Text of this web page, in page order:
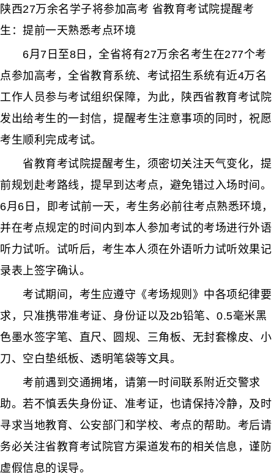
陕西27万余名学子将参加高考 省教育考试院提醒考
生：提前一天熟悉考点环境
6月7日至8日，全省将有27万余名考生在277个考
点参加高考，全省教育系统、考试招生系统有近4万名
工作人员参与考试组织保障，为此，陕西省教育考试院
发出给考生的一封信，提醒考生注意事项的同时，祝愿
考生顺利完成考试。
省教育考试院提醒考生，须密切关注天气变化，提
前规划赴考路线，提早到达考点，避免错过入场时间。
6月6日，即考试前一天，考生务必前往考点熟悉环境，
并在考点规定的时间内到本人参加考试的考场进行外语
听力试听。试听后，考生本人须在外语听力试听效果记
录表上签字确认。
考试期间，考生应遵守《考场规则》中各项纪律要
求，只准携带准考证、身份证以及2b铅笔、0.5毫米黑
色墨水签字笔、直尺、圆规、三角板、无封套橡皮、小
刀、空白垫纸板、透明笔袋等文具。
考前遇到交通拥堵，请第一时间联系附近交警求
助。若不慎丢失身份证、准考证，也请保持冷静，及时
寻求当地教育、公安部门和学校、考点的帮助。考后请
务必关注省教育考试院官方渠道发布的相关信息，谨防
虚假信息的误导。